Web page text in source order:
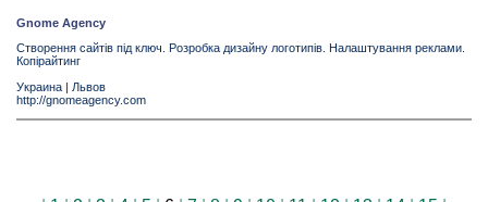
Gnome Agency
Створення сайтів під ключ. Розробка дизайну логотипів. Налаштування реклами.
Копірайтинг
Украина | Львов
http://gnomeagency.com